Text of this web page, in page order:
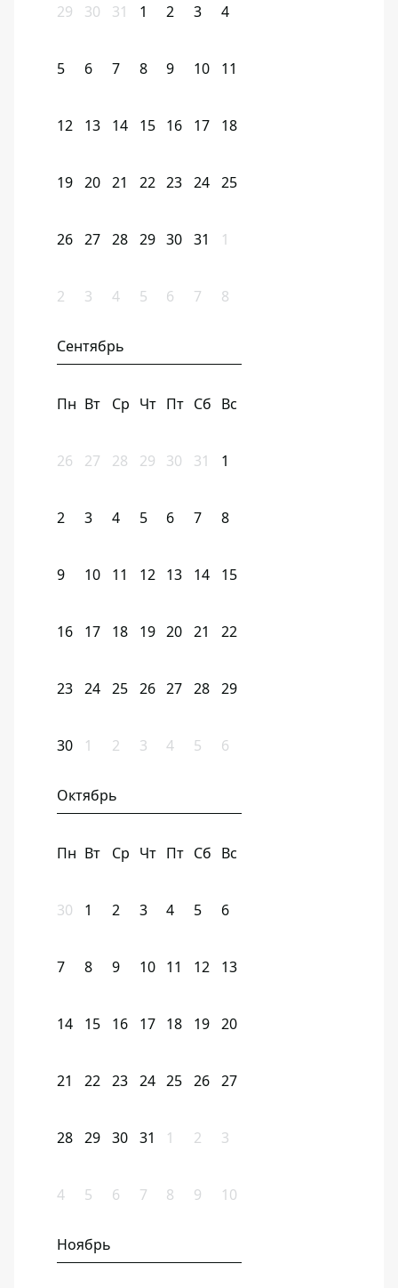
29 30 31 1 2 3 4
5 6 7 8 9 10 11
12 13 14 15 16 17 18
19 20 21 22 23 24 25
26 27 28 29 30 31 1
2 3 4 5 6 7 8
Сентябрь
Пн Вт Ср Чт Пт Сб Вс
26 27 28 29 30 31 1
2 3 4 5 6 7 8
9 10 11 12 13 14 15
16 17 18 19 20 21 22
23 24 25 26 27 28 29
30 1 2 3 4 5 6
Октябрь
Пн Вт Ср Чт Пт Сб Вс
30 1 2 3 4 5 6
7 8 9 10 11 12 13
14 15 16 17 18 19 20
21 22 23 24 25 26 27
28 29 30 31 1 2 3
4 5 6 7 8 9 10
Ноябрь